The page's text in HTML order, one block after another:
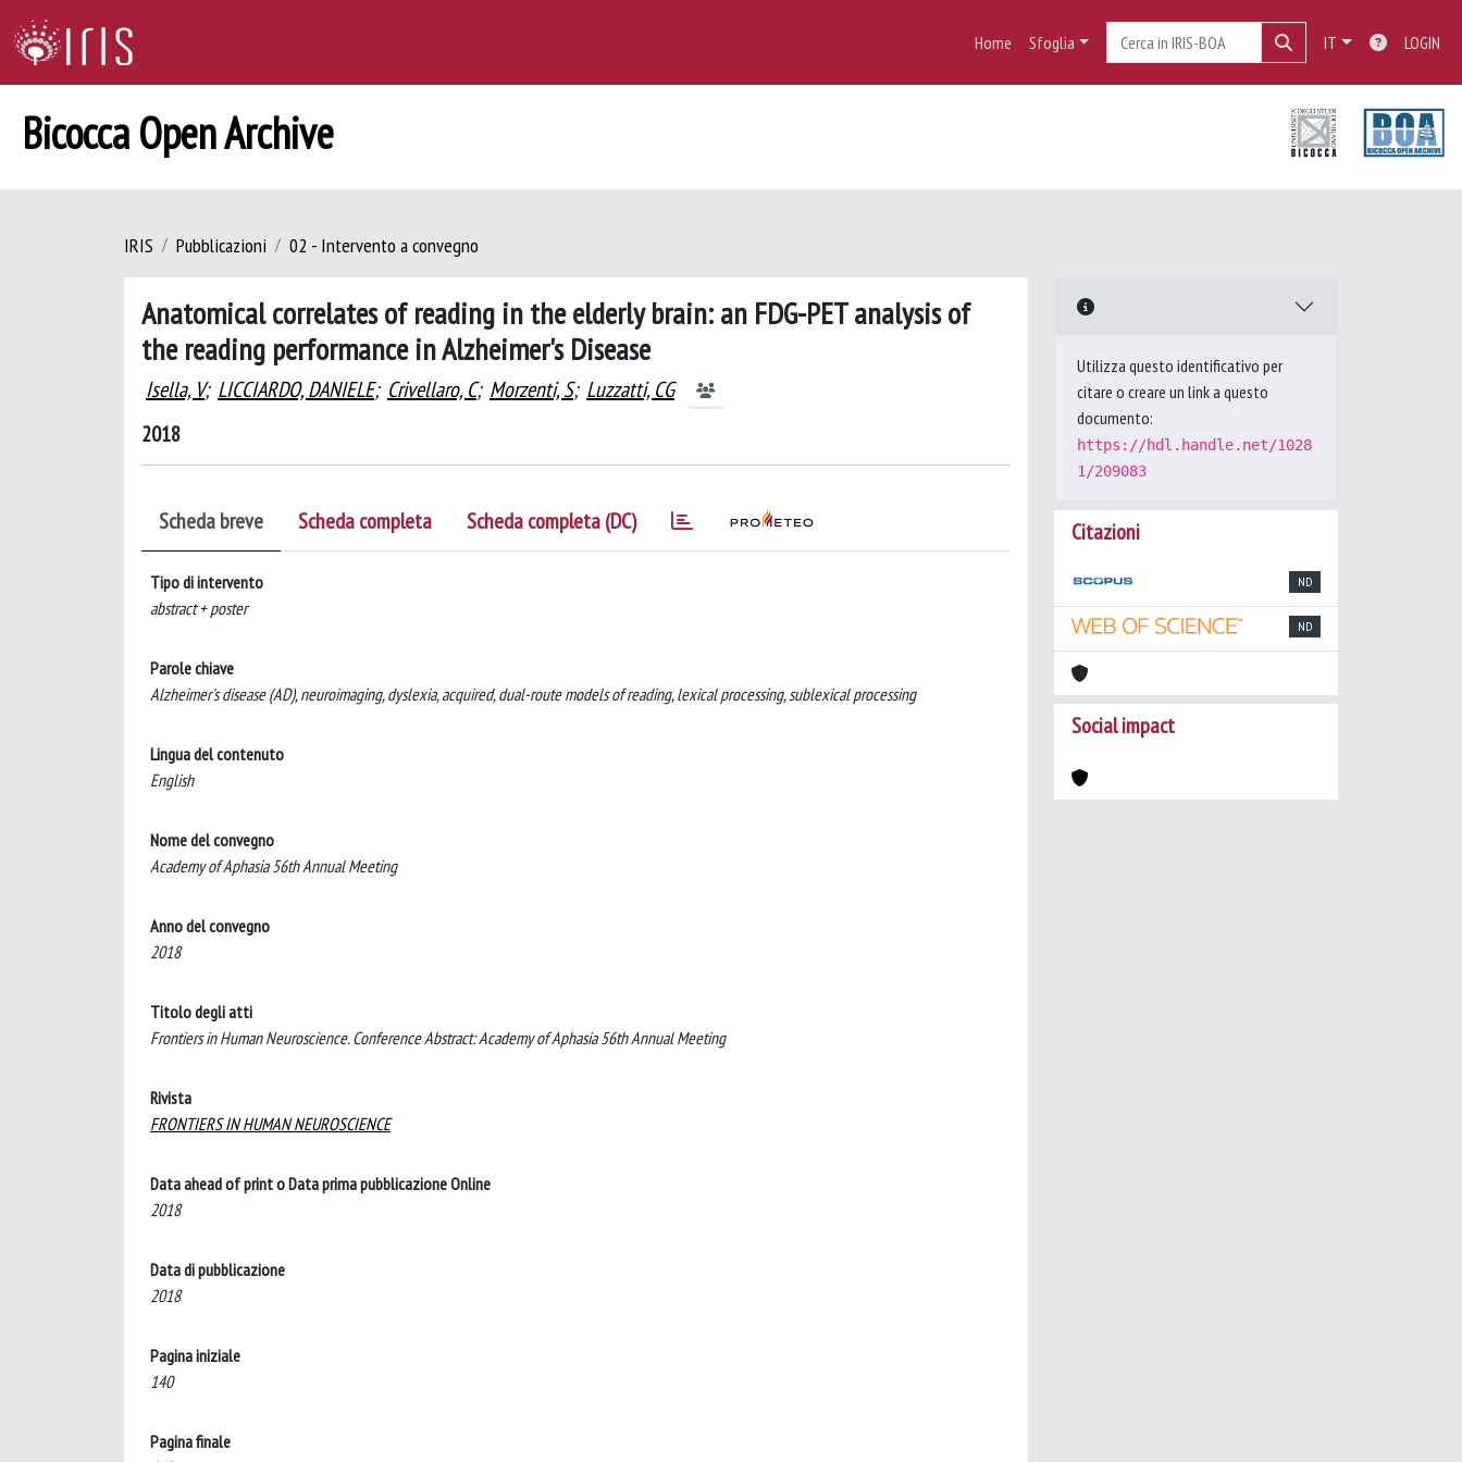
Home Sfoglia IT LOGIN
Bicocca Open Archive
IRIS Pubblicazioni 02 - Intervento a convegno
Anatomical correlates of reading in the elderly brain: an FDG-PET analysis of
the reading performance in Alzheimer's Disease
Isella, V; LICCIARDO, DANIELE; Crivellaro, C; Morzenti, S; Luzzatti, CG
2018
Scheda breve Scheda completa Scheda completa (DC)
Tipo di intervento
abstract + poster
Parole chiave
Alzheimer's disease (AD), neuroimaging, dyslexia, acquired, dual-route models of reading, lexical processing, sublexical processing
Lingua del contenuto
English
Nome del convegno
Academy of Aphasia 56th Annual Meeting
Anno del convegno
2018
Titolo degli atti
Frontiers in Human Neuroscience. Conference Abstract: Academy of Aphasia 56th Annual Meeting
Rivista
FRONTIERS IN HUMAN NEUROSCIENCE
Data ahead of print o Data prima pubblicazione Online
2018
Data di pubblicazione
2018
Pagina iniziale
140
Pagina finale
Utilizza questo identificativo per
citare o creare un link a questo
documento:
https://hdl.handle.net/1028
1/209083
Citazioni
ND
ND
Social impact